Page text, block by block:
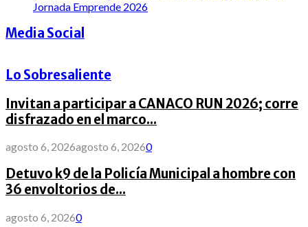
Jornada Emprende 2026
Media Social
Lo Sobresaliente
Invitan a participar a CANACO RUN 2026; corre
disfrazado en el marco...
agosto 6, 2026agosto 6, 20260
Detuvo k9 de la Policía Municipal a hombre con
36 envoltorios de...
agosto 6, 20260